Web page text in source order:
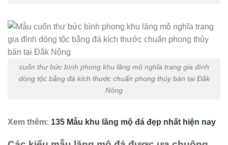
cuốn thư bức bình phong khu lăng mộ nghĩa trang gia đình
dòng tộc bằng đá kích thước chuẩn phong thủy bán tại Đắk
Nông
Xem thêm: 135 Mẫu khu lăng mộ đá đẹp nhất hiện nay